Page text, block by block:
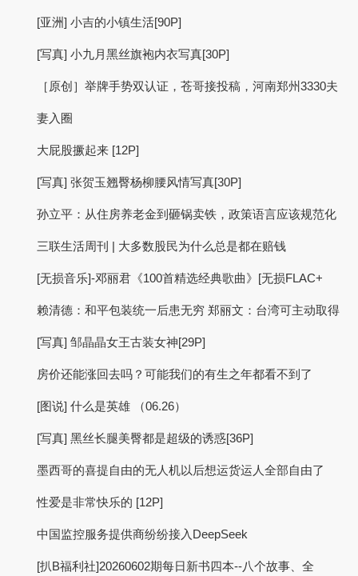
[亚洲] 小吉的小镇生活[90P]
[写真] 小九月黑丝旗袍内衣写真[30P]
［原创］举牌手势双认证，苍哥接投稿，河南郑州3330夫
妻入圈
大屁股撅起来 [12P]
[写真] 张贺玉翘臀杨柳腰风情写真[30P]
孙立平：从住房养老金到砸锅卖铁，政策语言应该规范化
三联生活周刊 | 大多数股民为什么总是都在赔钱
[无损音乐]-邓丽君《100首精选经典歌曲》[无损FLAC+
赖清德：和平包装统一后患无穷 郑丽文：台湾可主动取得
[写真] 邹晶晶女王古装女神[29P]
房价还能涨回去吗？可能我们的有生之年都看不到了
[图说] 什么是英雄 （06.26）
[写真] 黑丝长腿美臀都是超级的诱惑[36P]
墨西哥的喜提自由的无人机以后想运货运人全部自由了
性爱是非常快乐的 [12P]
中国监控服务提供商纷纷接入DeepSeek
[扒B福利社]20260602期每日新书四本--八个故事、全